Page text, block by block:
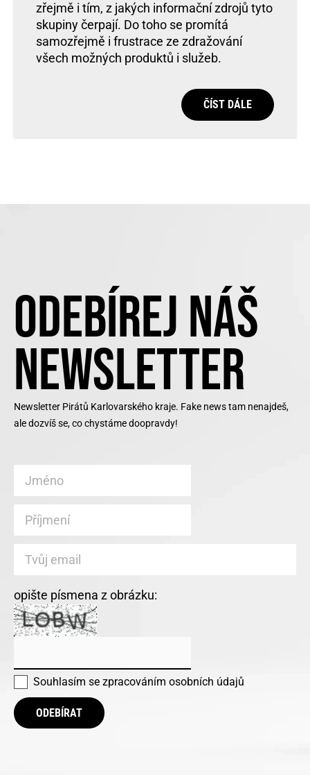
zřejmě i tím, z jakých informační zdrojů tyto
skupiny čerpají. Do toho se promítá
samozřejmě i frustrace ze zdražování
všech možných produktů i služeb.
ČÍST DÁLE
ODEBÍREJ NÁŠ
NEWSLETTER
Newsletter Pirátů Karlovarského kraje. Fake news tam nenajdeš,
ale dozvíš se, co chystáme doopravdy!
opište písmena z obrázku:
Souhlasím se zpracováním osobních údajů
ODEBÍRAT